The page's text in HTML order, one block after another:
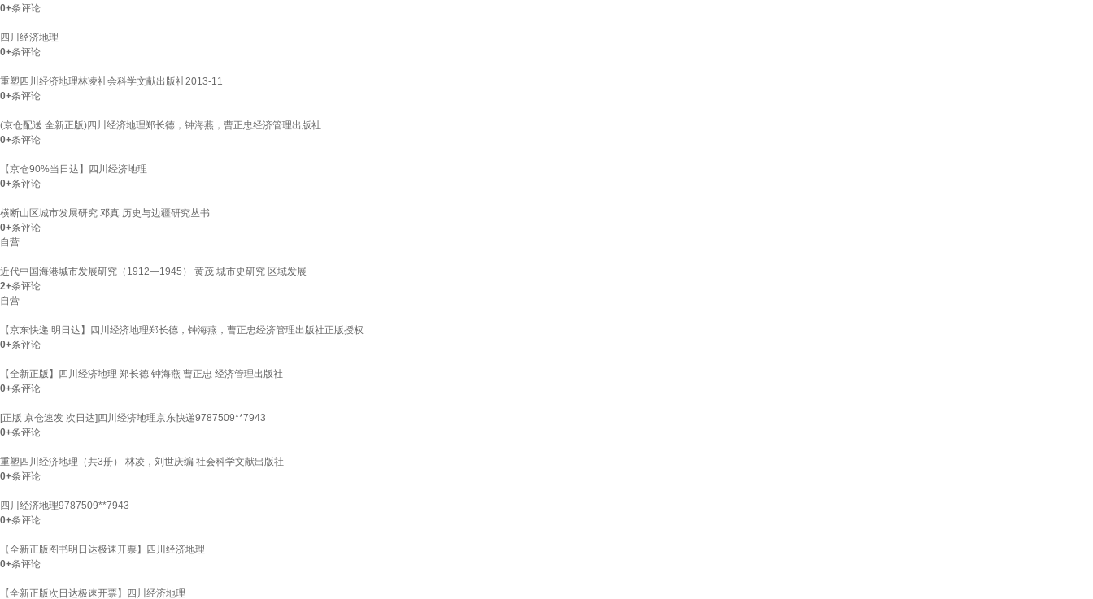
0+条评论
四川经济地理
0+条评论
重塑四川经济地理林凌社会科学文献出版社2013-11
0+条评论
(京仓配送 全新正版)四川经济地理郑长德，钟海燕，曹正忠经济管理出版社
0+条评论
【京仓90%当日达】四川经济地理
0+条评论
横断山区城市发展研究 邓真 历史与边疆研究丛书
0+条评论
自营
近代中国海港城市发展研究（1912—1945） 黄茂 城市史研究 区域发展
2+条评论
自营
【京东快递 明日达】四川经济地理郑长德，钟海燕，曹正忠经济管理出版社正版授权
0+条评论
【全新正版】四川经济地理 郑长德 钟海燕 曹正忠 经济管理出版社
0+条评论
[正版 京仓速发 次日达]四川经济地理京东快递9787509**7943
0+条评论
重塑四川经济地理（共3册） 林凌，刘世庆编 社会科学文献出版社
0+条评论
四川经济地理9787509**7943
0+条评论
【全新正版图书明日达极速开票】四川经济地理
0+条评论
【全新正版次日达极速开票】四川经济地理